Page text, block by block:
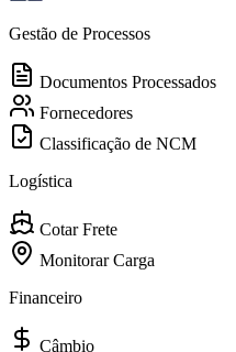
Gestão de Processos
Documentos Processados
Fornecedores
Classificação de NCM
Logística
Cotar Frete
Monitorar Carga
Financeiro
Câmbio